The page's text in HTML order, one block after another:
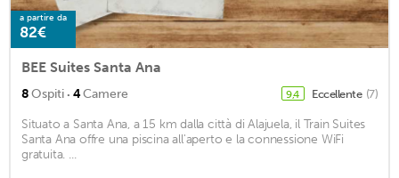
a partire da
82€
BEE Suites Santa Ana
8Ospiti · 4Camere 9,4 Eccellente (7)
Situato a Santa Ana, a 15 km dalla città di Alajuela, il Train Suites
Santa Ana offre una piscina all'aperto e la connessione WiFi
gratuita. ...